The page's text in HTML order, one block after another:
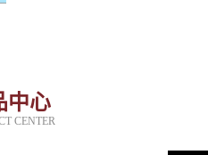
中心
CENTER